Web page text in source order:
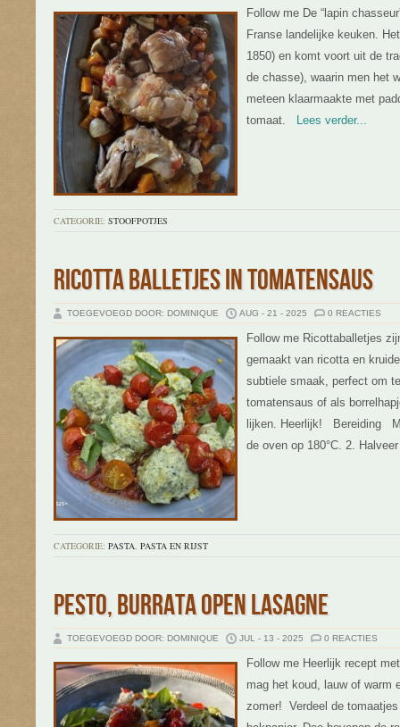
Follow me De “lapin
Franse landelijke keuken.
1850) en komt voort uit de
de chasse), waarin men het
meteen klaarmaakte met
tomaat. Lees verder...
CATEGORIE: STOOFPOTJES
RICOTTA BALLETJES IN TOMATENSAUS
TOEGEVOEGD DOOR: DOMINIQUE AUG - 21 - 2025 0 REACTIES
Follow me Ricottaballetjes
gemaakt van ricotta en
subtiele smaak, perfect om
tomatensaus of als
lijken. Heerlijk! Bereiding
de oven op 180°C. 2. Halveer
CATEGORIE: PASTA, PASTA EN RIJST
PESTO, BURRATA OPEN LASAGNE
TOEGEVOEGD DOOR: DOMINIQUE JUL - 13 - 2025 0 REACTIES
Follow me Heerlijk recept
mag het koud, lauw of warm
zomer! Verdeel de